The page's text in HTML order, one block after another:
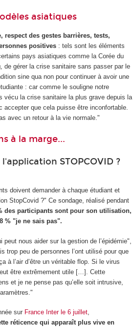
asiatiques
respect des gestes barrières, tests,
positives : tels sont les éléments
pays asiatiques comme la Corée du
de gérer la crise sanitaire sans passer par le
sine qua non pour continuer à avoir une
: car comme le souligne notre
vécu la crise sanitaire la plus grave depuis la
accepter que cela puisse être inconfortable.
avec un retour à la vie normale."
à la marge...
STOPCOVID ?
doivent demander à chaque étudiant et
StopCovid ?" Ce sondage, réalisé pendant
des participants sont pour son utilisation,
% "je ne sais pas".
peut nous aider sur la gestion de l’épidémie",
trop peu de personnes l’ont utilisé pour que
à l’air d’être un véritable flop. Si le virus
être extrêmement utile […]. Cette
et je ne pense pas qu’elle soit intrusive,
sur France Inter le 6 juillet,
réticence qui apparaît plus vive en